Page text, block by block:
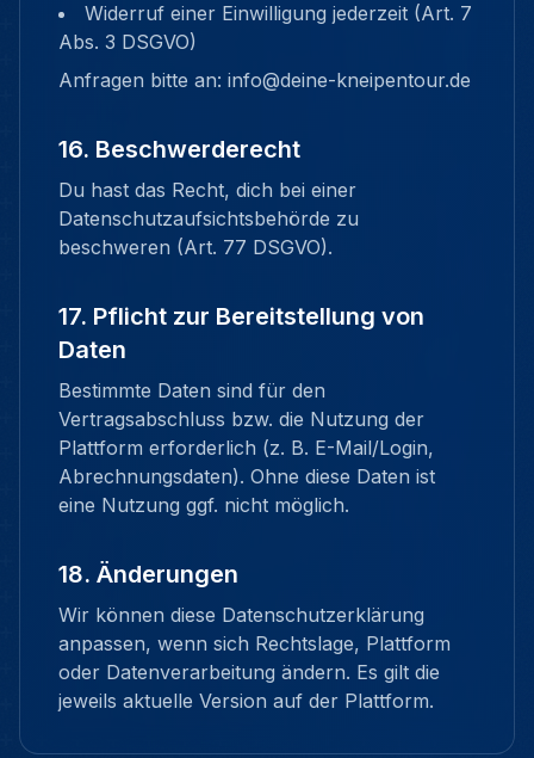
Widerruf einer Einwilligung jederzeit (Art. 7
Abs. 3 DSGVO)
Anfragen bitte an: info@deine-kneipentour.de
16. Beschwerderecht
Du hast das Recht, dich bei einer
Datenschutzaufsichtsbehörde zu
beschweren (Art. 77 DSGVO).
17. Pflicht zur Bereitstellung von
Daten
Bestimmte Daten sind für den
Vertragsabschluss bzw. die Nutzung der
Plattform erforderlich (z. B. E-Mail/Login,
Abrechnungsdaten). Ohne diese Daten ist
eine Nutzung ggf. nicht möglich.
18. Änderungen
Wir können diese Datenschutzerklärung
anpassen, wenn sich Rechtslage, Plattform
oder Datenverarbeitung ändern. Es gilt die
jeweils aktuelle Version auf der Plattform.